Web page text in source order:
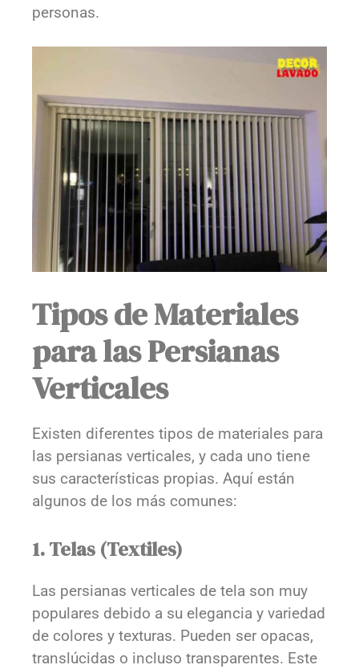
personas.
Tipos de Materiales
para las Persianas
Verticales
Existen diferentes tipos de materiales para
las persianas verticales, y cada uno tiene
sus características propias. Aquí están
algunos de los más comunes:
1. Telas (Textiles)
Las persianas verticales de tela son muy
populares debido a su elegancia y variedad
de colores y texturas. Pueden ser opacas,
translúcidas o incluso transparentes. Este